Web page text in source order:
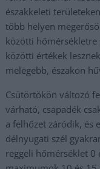
északkeleti
több helyen
közötti
közötti értékek
melegebb, északon
Csütörtökön változó
várható, csapadék
a felhőzet záródik, és
délnyugati szél
reggeli hőmérséklet 0